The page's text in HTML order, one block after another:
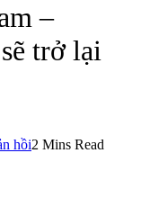
–
trở lại
hồi2 Mins Read